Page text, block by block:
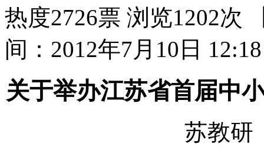
热度2726票 浏览1202次
间：2012年7月10日 12:18
关于举办江苏省首届中
苏教研